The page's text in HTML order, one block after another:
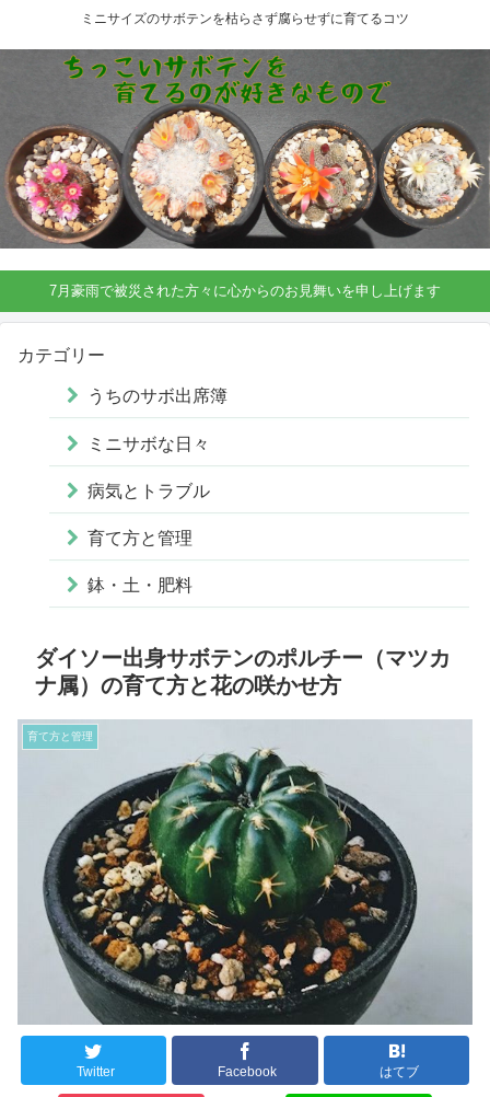
ミニサイズのサボテンを枯らさず腐らせずに育てるコツ
7月豪雨で被災された方々に心からのお見舞いを申し上げます
カテゴリー
うちのサボ出席簿
ミニサボな日々
病気とトラブル
育て方と管理
鉢・土・肥料
ダイソー出身サボテンのポルチー（マツカ
ナ属）の育て方と花の咲かせ方
育て方と管理
Twitter Facebook はてブ